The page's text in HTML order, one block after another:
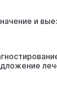
и